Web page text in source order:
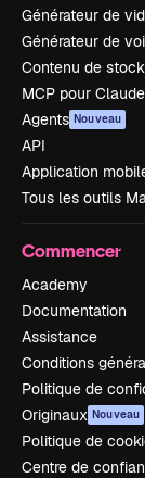
Générateur de
Générateur de
Contenu de stock
MCP pour
Agents Nouveau
API
Application
Tous les outils
Commencer
Academy
Documentation
Assistance
Conditions
Politique de
Originaux Nouveau
Politique de
Centre de